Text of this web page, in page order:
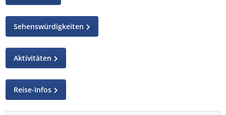
Sehenswürdigkeiten
Aktivitäten
Reise-Infos